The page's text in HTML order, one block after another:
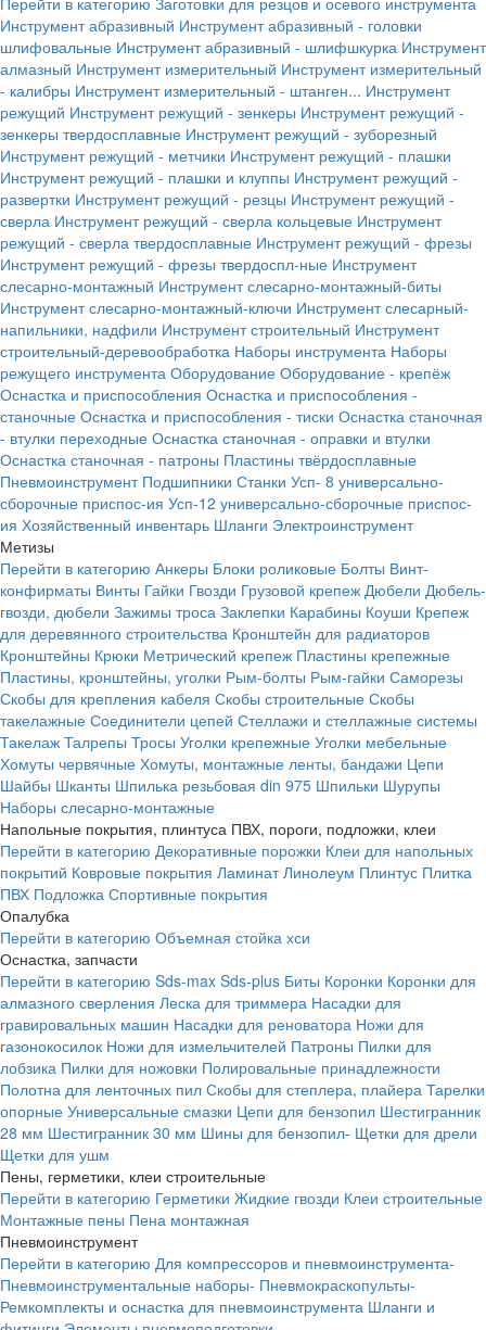
Инструмент абразивный Инструмент абразивный - головки
шлифовальные Инструмент абразивный - шлифшкурка Инструмент
алмазный Инструмент измерительный Инструмент измерительный
- калибры Инструмент измерительный - штанген... Инструмент
режущий Инструмент режущий - зенкеры Инструмент режущий -
зенкеры твердосплавные Инструмент режущий - зуборезный
Инструмент режущий - метчики Инструмент режущий - плашки
Инструмент режущий - плашки и клуппы Инструмент режущий -
развертки Инструмент режущий - резцы Инструмент режущий -
сверла Инструмент режущий - сверла кольцевые Инструмент
режущий - сверла твердосплавные Инструмент режущий - фрезы
Инструмент режущий - фрезы твердоспл-ные Инструмент
слесарно-монтажный Инструмент слесарно-монтажный-биты
Инструмент слесарно-монтажный-ключи Инструмент слесарный-
напильники, надфили Инструмент строительный Инструмент
строительный-деревообработка Наборы инструмента Наборы
режущего инструмента Оборудование Оборудование - крепёж
Оснастка и приспособления Оснастка и приспособления -
станочные Оснастка и приспособления - тиски Оснастка станочная
- втулки переходные Оснастка станочная - оправки и втулки
Оснастка станочная - патроны Пластины твёрдосплавные
Пневмоинструмент Подшипники Станки Усп- 8 универсально-
сборочные приспос-ия Усп-12 универсально-сборочные приспос-
ия Хозяйственный инвентарь Шланги Электроинструмент
Метизы
Перейти в категорию Анкеры Блоки роликовые Болты Винт-
конфирматы Винты Гайки Гвозди Грузовой крепеж Дюбели Дюбель-
гвозди, дюбели Зажимы троса Заклепки Карабины Коуши Крепеж
для деревянного строительства Кронштейн для радиаторов
Кронштейны Крюки Метрический крепеж Пластины крепежные
Пластины, кронштейны, уголки Рым-болты Рым-гайки Саморезы
Скобы для крепления кабеля Скобы строительные Скобы
такелажные Соединители цепей Стеллажи и стеллажные системы
Такелаж Талрепы Тросы Уголки крепежные Уголки мебельные
Хомуты червячные Хомуты, монтажные ленты, бандажи Цепи
Шайбы Шканты Шпилька резьбовая din 975 Шпильки Шурупы
Наборы слесарно-монтажные
Напольные покрытия, плинтуса ПВХ, пороги, подложки, клеи
Перейти в категорию Декоративные порожки Клеи для напольных
покрытий Ковровые покрытия Ламинат Линолеум Плинтус Плитка
ПВХ Подложка Спортивные покрытия
Опалубка
Перейти в категорию Объемная стойка хси
Оснастка, запчасти
Перейти в категорию Sds-max Sds-plus Биты Коронки Коронки для
алмазного сверления Леска для триммера Насадки для
гравировальных машин Насадки для реноватора Ножи для
газонокосилок Ножи для измельчителей Патроны Пилки для
лобзика Пилки для ножовки Полировальные принадлежности
Полотна для ленточных пил Скобы для степлера, плайера Тарелки
опорные Универсальные смазки Цепи для бензопил Шестигранник
28 мм Шестигранник 30 мм Шины для бензопил- Щетки для дрели
Щетки для ушм
Пены, герметики, клеи строительные
Перейти в категорию Герметики Жидкие гвозди Клеи строительные
Монтажные пены Пена монтажная
Пневмоинструмент
Перейти в категорию Для компрессоров и пневмоинструмента-
Пневмоинструментальные наборы- Пневмокраскопульты-
Ремкомплекты и оснастка для пневмоинструмента Шланги и